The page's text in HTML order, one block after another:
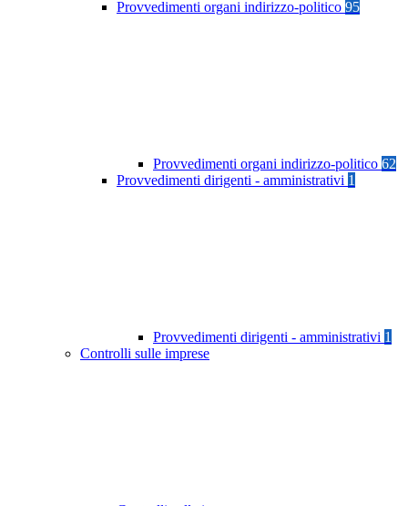
Provvedimenti organi indirizzo-politico 95
Provvedimenti organi indirizzo-politico 62
Provvedimenti dirigenti - amministrativi 1
Provvedimenti dirigenti - amministrativi 1
Controlli sulle imprese